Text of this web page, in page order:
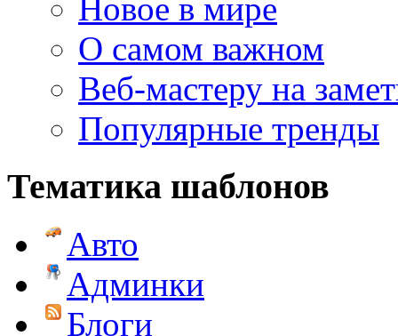
Новое в мире
О самом важном
Веб-мастеру на
Популярные тренды
Тематика шаблонов
Авто
Админки
Блоги